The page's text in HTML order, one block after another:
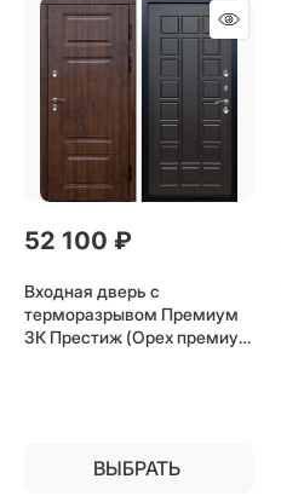
52 100 ₽
Входная дверь с
терморазрывом Премиум
3К Престиж (Орех премиум
ВЫБРАТЬ